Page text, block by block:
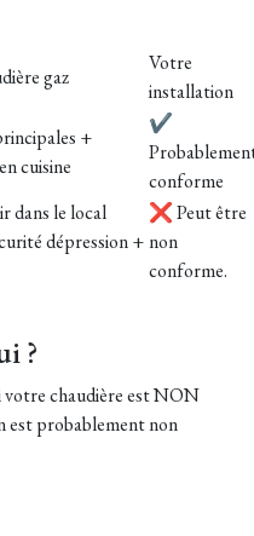
gaz
Votre
installation
+
cuisine
✔
conforme
dans le local
dépression +
❌ Peut être
non
conforme.
?
votre chaudière est NON
est probablement non